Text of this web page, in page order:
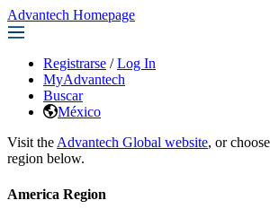
Advantech Homepage
Registrarse / Log In
MyAdvantech
Buscar
México
Visit the Advantech Global website, or
region below.
America Region